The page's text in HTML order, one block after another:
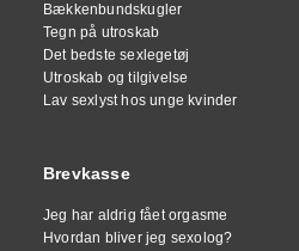
Bækkenbundskugler
Tegn på utroskab
Det bedste sexlegetøj
Utroskab og tilgivelse
Lav sexlyst hos unge kvinder
Brevkasse
Jeg har aldrig fået orgasme
Hvordan bliver jeg sexolog?